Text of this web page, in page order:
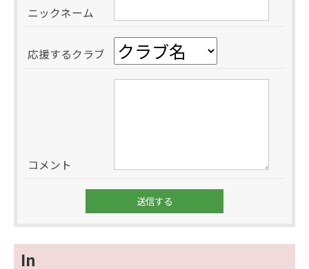
ニックネーム
応援するクラブ
コメント
In